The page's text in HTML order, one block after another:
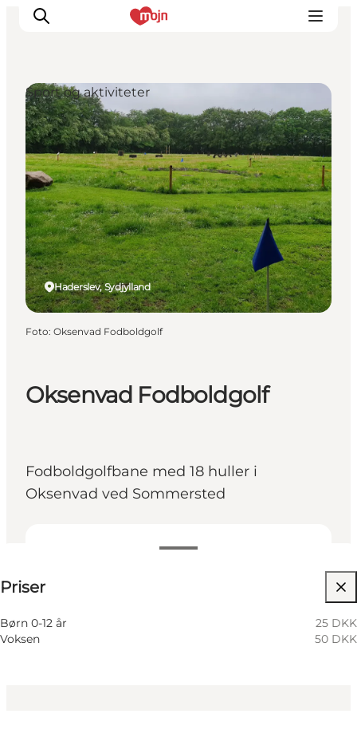
Oplevelser
Byer & Steder
Det sker
Overnatning
Planlæg din ferie
Booking
Oksenvad Fodboldgolf
Fodboldgolfbane med 18 huller i
Oksenvad ved Sommersted
Priser
Børn 0-12 år
25 DKK
Voksen
50 DKK
Min virksomhed, Mig selv, Min partner, Venner,
Haderslev, Sydjylland
Sport og aktiviteter
Foto: Oksenvad Fodboldgolf